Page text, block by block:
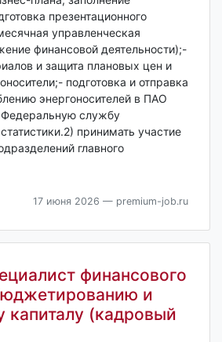
презентационного
управленческая
финансовой деятельности);-
и защита плановых цен и
подготовка и отправка
энергоносителей в ПАО
службу
принимать участие
главного
17 июня 2026 — premium-job.ru
финансового
и
капиталу (кадровый